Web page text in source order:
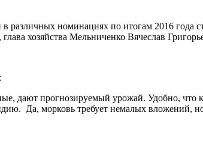
номинациях по итогам 2016 года
хозяйства Мельниченко Вячеслав
дают прогнозируемый урожай. Удобно, что
Да, морковь требует немалых вложений,